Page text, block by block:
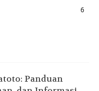
6
Panduan